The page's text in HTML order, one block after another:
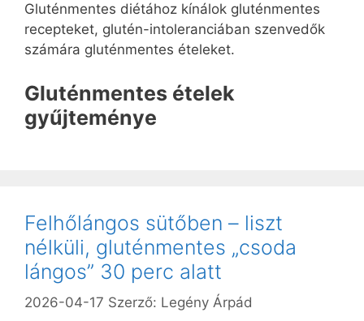
Gluténmentes diétához kínálok gluténmentes
recepteket, glutén-intoleranciában szenvedők
számára gluténmentes ételeket.
Gluténmentes ételek
gyűjteménye
Felhőlángos sütőben – liszt
nélküli, gluténmentes „csoda
lángos” 30 perc alatt
2026-04-17 Szerző: Legény Árpád